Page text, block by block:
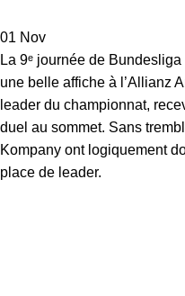
01 Nov
La 9ᵉ journée de Bundesliga
une belle affiche à l’Allianz
leader du championnat,
duel au sommet. Sans
Kompany ont logiquement
place de leader.